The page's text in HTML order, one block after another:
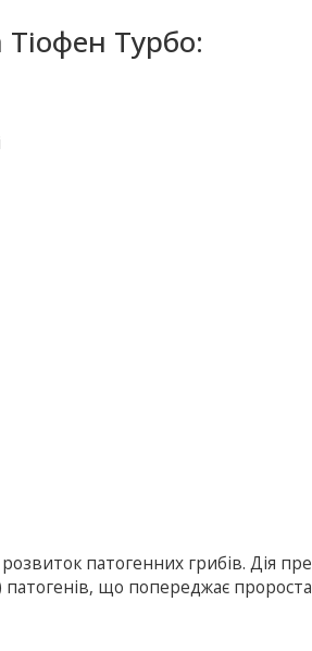
Тіофен Турбо:
патогенних грибів. Дія
патогенів, що попереджає